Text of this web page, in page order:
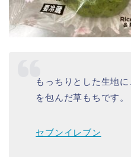
もっちりとした生地
を包んだ草もちです。
セブンイレブン